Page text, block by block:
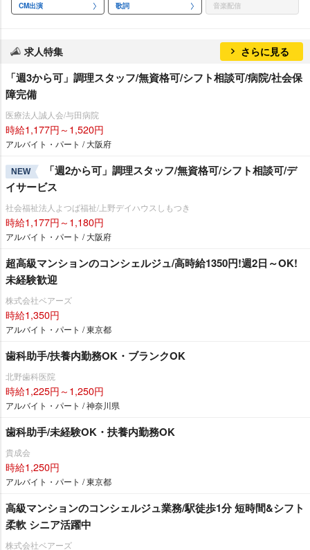
CM出演 歌詞 音楽配信
求人特集 さらに見る
「週3から可」調理スタッフ/無資格可/シフト相談可/病院/社会保
障完備
医療法人誠人会/与田病院
時給1,177円～1,520円
アルバイト・パート / 大阪府
NEW
「週2から可」調理スタッフ/無資格可/シフト相談可/デ
イサービス
社会福祉法人よつば福祉/上野デイハウスしもつき
時給1,177円～1,180円
アルバイト・パート / 大阪府
超高級マンションのコンシェルジュ/高時給1350円!週2日～OK!
未経験歓迎
株式会社ベアーズ
時給1,350円
アルバイト・パート / 東京都
歯科助手/扶養内勤務OK・ブランクOK
北野歯科医院
時給1,225円～1,250円
アルバイト・パート / 神奈川県
歯科助手/未経験OK・扶養内勤務OK
貴成会
時給1,250円
アルバイト・パート / 東京都
高級マンションのコンシェルジュ業務/駅徒歩1分 短時間&シフト
柔軟 シニア活躍中
株式会社ベアーズ